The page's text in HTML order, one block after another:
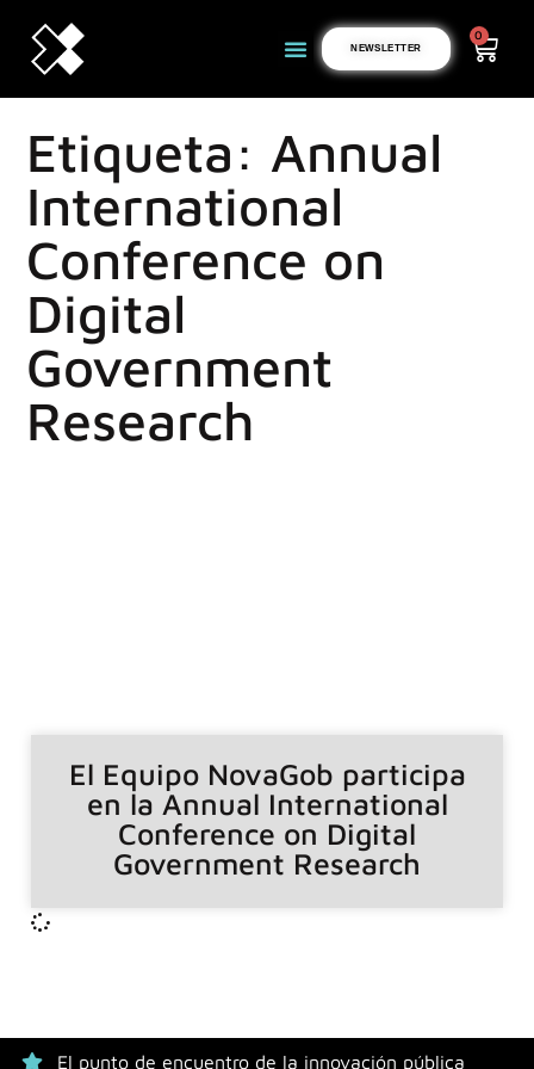
NEWSLETTER
0
Etiqueta: Annual
International
Conference on
Digital
Government
Research
El Equipo NovaGob participa
en la Annual International
Conference on Digital
Government Research
El punto de encuentro de la innovación pública